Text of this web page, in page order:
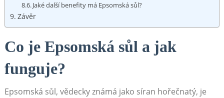
Jaké další benefity má Epsomská sůl?
Závěr
Co je Epsomská sůl a jak
funguje?
Epsomská sůl, vědecky známá jako síran hořečnatý, je